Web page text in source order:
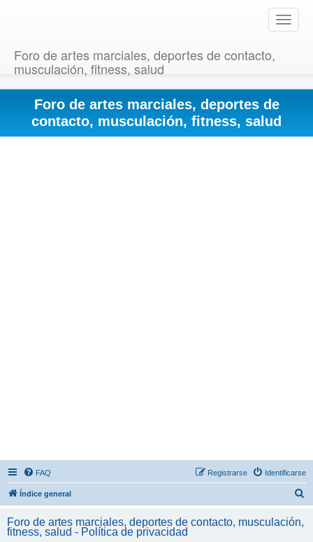
T
o
e
v
Foro de artes marciales, deportes de contacto,
musculación, fitness, salud
Foro de artes marciales, deportes de
contacto, musculación, fitness, salud
FAQ Identificarse
Registrarse
Índice general
Foro de artes marciales, deportes de contacto, musculación,
fitness, salud - Política de privacidad